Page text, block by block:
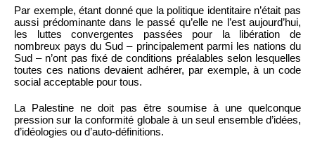
Par exemple, étant donné que la politique identitaire n’était pas
aussi prédominante dans le passé qu’elle ne l’est aujourd’hui,
les luttes convergentes passées pour la libération de
nombreux pays du Sud – principalement parmi les nations du
Sud – n’ont pas fixé de conditions préalables selon lesquelles
toutes ces nations devaient adhérer, par exemple, à un code
social acceptable pour tous.
La Palestine ne doit pas être soumise à une quelconque
pression sur la conformité globale à un seul ensemble d’idées,
d’idéologies ou d’auto-définitions.